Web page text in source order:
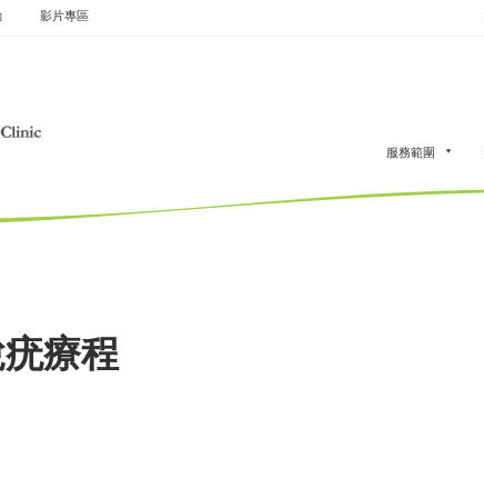
影片專區
服務範圍
療程